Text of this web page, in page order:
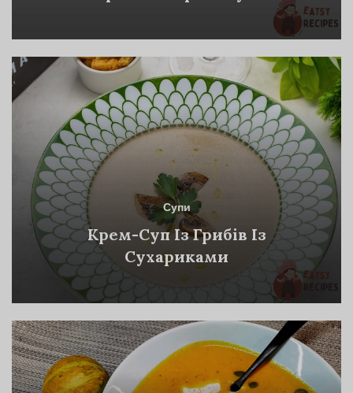
Супи
Крем-Суп Із Грибів Із
Сухариками